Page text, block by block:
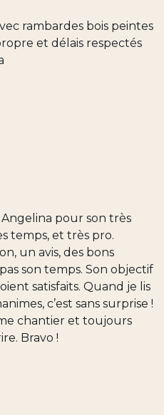
rambardes bois peintes
et délais respectés
pour son très
temps, et très pro.
un avis, des bons
son temps. Son objectif
satisfaits. Quand je lis
c’est sans surprise !
chantier et toujours
Bravo !